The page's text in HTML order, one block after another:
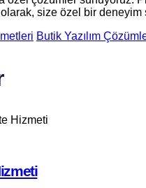
size özel bir deneyim
Butik Yazılım